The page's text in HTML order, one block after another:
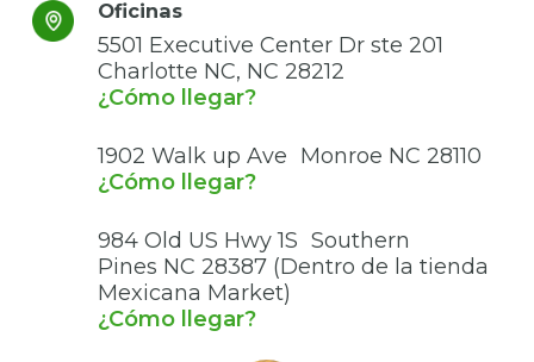
Oficinas
5501 Executive Center Dr ste 201
Charlotte NC, NC 28212
¿Cómo llegar?
1902 Walk up Ave Monroe NC 28110
¿Cómo llegar?
984 Old US Hwy 1S Southern
Pines NC 28387 (Dentro de la tienda
Mexicana Market)
¿Cómo llegar?